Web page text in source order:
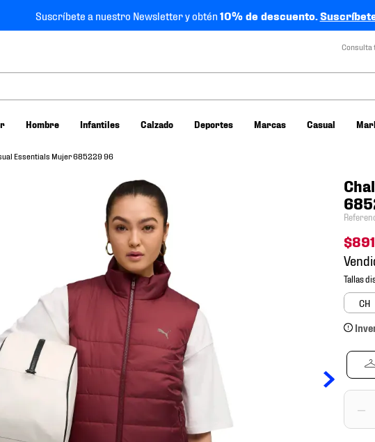
Suscríbete a nuestro Newsletter y obtén10% de descuento.
Consulta
Hombre Infantiles Calzado Deportes Marcas Casual
Essentials Mujer 685229 96
$891
CH
－